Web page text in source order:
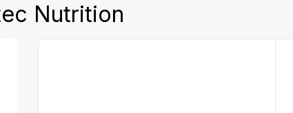
Nutrition